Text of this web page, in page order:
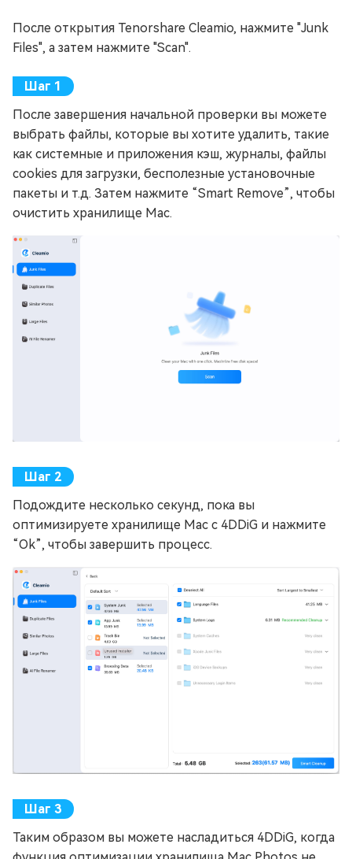
После открытия Tenorshare Cleamio, нажмите "Junk
Files", а затем нажмите "Scan".
После завершения начальной проверки вы можете
выбрать файлы, которые вы хотите удалить, такие
как системные и приложения кэш, журналы, файлы
cookies для загрузки, бесполезные установочные
пакеты и т.д. Затем нажмите “Smart Remove”, чтобы
очистить хранилище Mac.
Подождите несколько секунд, пока вы
оптимизируете хранилище Mac с 4DDiG и нажмите
“Ok”, чтобы завершить процесс.
Таким образом вы можете насладиться 4DDiG, когда